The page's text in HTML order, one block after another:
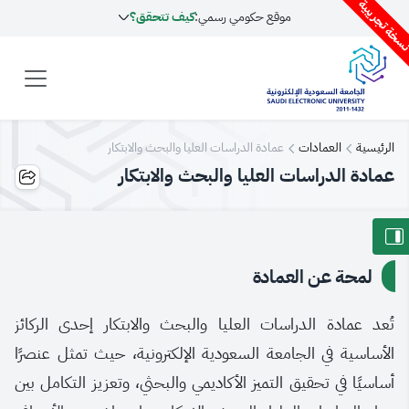
تجريبية موقع حكومي رسمي:كيف تتحقق؟
الرئيسية العمادات عمادة الدراسات العليا والبحث والابتكار
عمادة الدراسات العليا والبحث والابتكار
لمحة عن العمادة
تُعد عمادة الدراسات العليا والبحث والابتكار إحدى الركائز
الأساسية في الجامعة السعودية الإلكترونية، حيث تمثل عنصرًا
أساسيًا في تحقيق التميز الأكاديمي والبحثي، وتعزيز التكامل بين